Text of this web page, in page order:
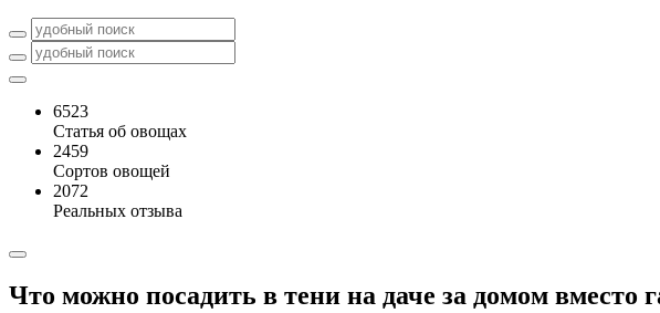
6523
Статья об овощах
2459
Сортов овощей
2072
Реальных отзыва
Что можно посадить в тени на даче за домом вместо